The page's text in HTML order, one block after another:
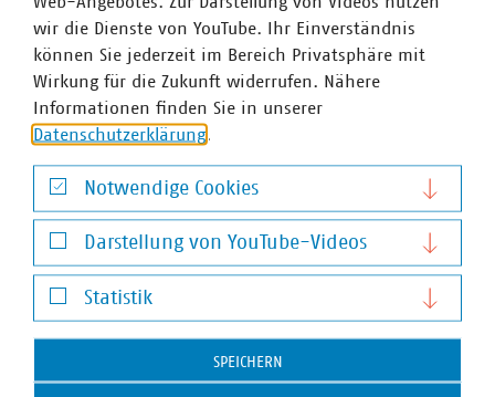
Sie können sich bis zum1. April 2022 um 23:59 Uhr
unter
diesem Linkbewerben. Dort finden Sie auch
weitere Informationen zum Bayerischen Energiepreis
2022.
Ansprechpartner
wir die Dienste von YouTube. Ihr Einverständnis
können Sie jederzeit im Bereich Privatsphäre mit
Wirkung für die Zukunft widerrufen. Nähere
Informationen finden Sie in unserer
Datenschutzerklärung
Notwendige Cookies
Notwendige Cookies
Darstellung von YouTube-Videos
Darstellung von YouTube-Videos
Statistik
Statistik
SPEICHERN